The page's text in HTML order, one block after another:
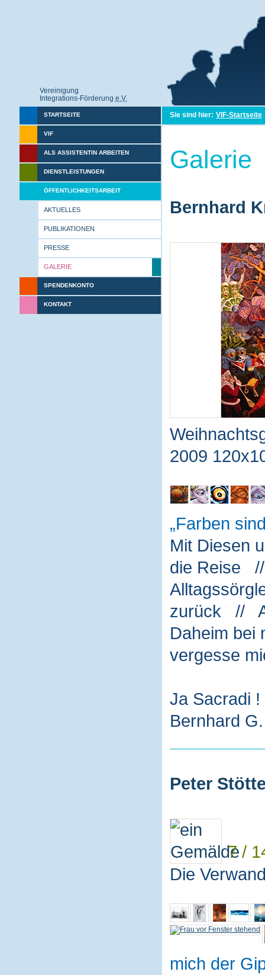
Vereinigung
Integrations-Förderung e.V.
STARTSEITE
VIF
ALS ASSISTENTIN ARBEITEN
DIENSTLEISTUNGEN
ÖFFENTLICHKEITSARBEIT
AKTUELLES
PUBLIKATIONEN
PRESSE
GALERIE
SPENDENKONTO
KONTAKT
Sie sind hier: VIF-Startseite
Galerie
Bernhard
2009
Farben
Mit Diesen
die Reise
zurück //
Daheim
vergesse
Ja Sacradi
Bernhard
Peter
7 /
Die
mich der